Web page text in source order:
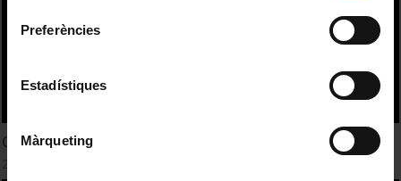
Preferències
Estadístiques
Màrqueting
Chert in its diverse natural occurrences. Paul Fernandes